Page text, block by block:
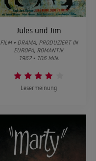
Jules und Jim
FILM • DRAMA, PRODUZIERT IN
EUROPA, ROMANTIK
1962 • 106 MIN.
Lesermeinung